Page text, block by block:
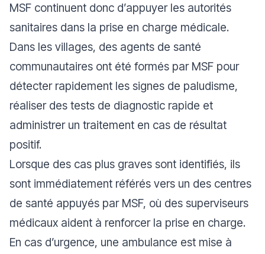
MSF continuent donc d’appuyer les autorités
sanitaires dans la prise en charge médicale.
Dans les villages, des agents de santé
communautaires ont été formés par MSF pour
détecter rapidement les signes de paludisme,
réaliser des tests de diagnostic rapide et
administrer un traitement en cas de résultat
positif.
Lorsque des cas plus graves sont identifiés, ils
sont immédiatement référés vers un des centres
de santé appuyés par MSF, où des superviseurs
médicaux aident à renforcer la prise en charge.
En cas d’urgence, une ambulance est mise à